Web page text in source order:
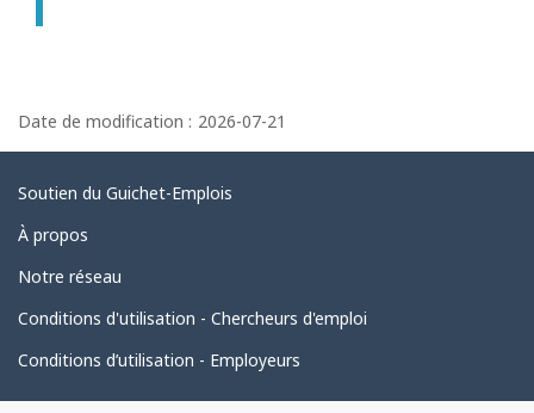
é
t
a
i
s
d
e
l
Date de modification : 2026-07-21
Liens
connexes
Soutien du Guichet-Emplois
À propos
Notre réseau
Conditions d'utilisation - Chercheurs d'emploi
Conditions d’utilisation - Employeurs